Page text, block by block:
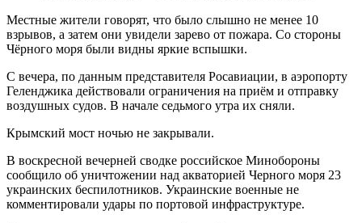
Местные жители говорят, что было слышно не менее 10
взрывов, а затем они увидели зарево от пожара. Со стороны
Чёрного моря были видны яркие вспышки.
С вечера, по данным представителя Росавиации, в аэропорту
Геленджика действовали ограничения на приём и отправку
воздушных судов. В начале седьмого утра их сняли.
Крымский мост ночью не закрывали.
В воскресной вечерней сводке российское Минобороны
сообщило об уничтожении над акваторией Черного моря 23
украинских беспилотников. Украинские военные не
комментировали удары по портовой инфраструктуре.